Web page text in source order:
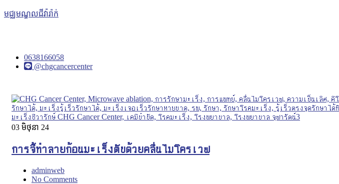
មជ្ឈមណ្ឌលជីវ៉ារ៉ាក់
0638166058
@chgcancercenter
03 មិថុនា 24
การจี้ทำลายก้อนมะเร็งตับด้วยคลื่นไมโครเวฟ
adminweb
No Comments